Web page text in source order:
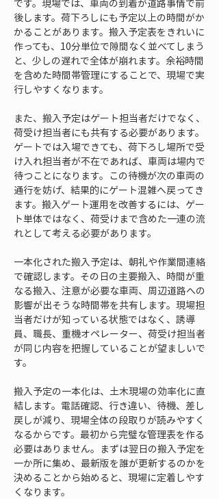
です。現場では、車両の到着が道路事情で前
後します。荷下ろしにも予定以上の時間がか
かることがあります。搬入予定表をきれいに
作っても、10分単位で隙間なく並べてしまう
と、少しの遅れで全体が崩れます。余裕時間
を含めた時間帯管理にすることで、現場で実
行しやすくなります。
また、搬入予定はゲート担当者だけでなく、
荷受け担当者にも共有する必要があります。
ゲートでは入場できても、荷下ろし場所で受
け入れ担当者が不在であれば、車両は場内で
待つことになります。この待機が次の車両の
通行を妨げ、結果的にゲート混雑へ戻ってき
ます。搬入ゲート運用を改善するには、ゲー
ト単体ではなく、荷受けまで含めた一連の流
れとして考える必要があります。
一本化された搬入予定は、朝礼や作業間連絡
で確認します。その日の主要搬入、時間が重
なる搬入、注意が必要な車両、周辺道路への
影響が出そうな時間帯を共有します。現場担
当者だけが知っている状態ではなく、誘導
員、職長、重機オペレーター、荷受け担当者
が同じ内容を把握していることが望ましいで
す。
搬入予定の一本化は、土木現場の効率化に直
結します。電話確認、行き違い、待機、差し
戻しが減り、現場全体の段取りが読みやすく
なるからです。最初から完璧な管理表を作る
必要はありません。まずは翌日の搬入予定を
一か所に集め、最新版を誰が更新するのかを
決めることから始めると、現場に定着しやす
くなります。